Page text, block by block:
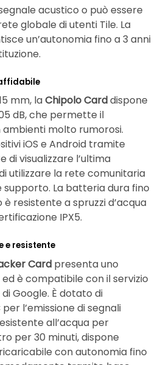
acustico o può essere
globale di utenti Tile. La
un’autonomia fino a 3 anni
mm, laChipolo Carddispone
dB, che permette il
molto rumorosi.
iOS e Android tramite
di visualizzare l’ultima
utilizzare la rete comunitaria
La batteria dura fino
è resistente a spruzzi d’acqua
IPX5.
e resistente
Card presenta uno
ed è compatibile con il servizio
di Google. È dotato di
l’emissione di segnali
all’acqua per
per 30 minuti, dispone
con autonomia fino